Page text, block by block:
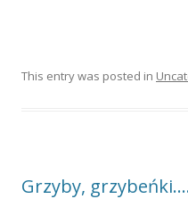
This entry was posted in
Grzyby,